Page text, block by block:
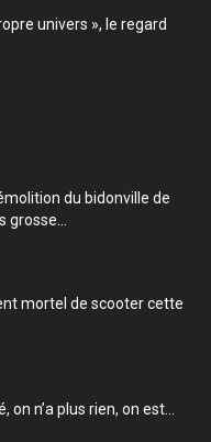
univers », le regard
du bidonville de
mortel de scooter cette
n’a plus rien, on est...